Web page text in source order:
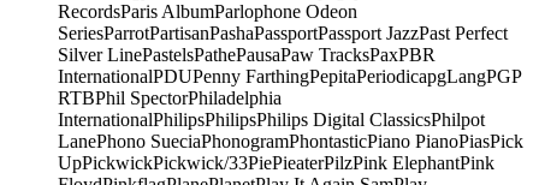
RecordsParis AlbumParlophone Odeon
SeriesParrotPartisanPashaPassportPassport JazzPast Perfect
Silver LinePastelsPathePausaPaw TracksPaxPBR
InternationalPDUPenny FarthingPepitaPeriodicapgLangPGP
RTBPhil SpectorPhiladelphia
InternationalPhilipsPhilipsPhilips Digital ClassicsPhilpot
LanePhono SueciaPhonogramPhontasticPiano PianoPiasPick
UpPickwickPickwick/33PiePieaterPilzPink ElephantPink